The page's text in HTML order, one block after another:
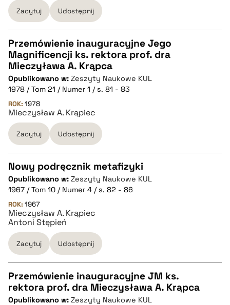
pobierz cytat
Zacytuj Udostępnij
CZYSTY TEKST
pobierz cytat
BIBTEX
pobierz cytat
Przemówienie inauguracyjne Jego
Magnificencji ks. rektora prof. dra
Mieczyława A. Krąpca
Opublikowano w: Zeszyty Naukowe KUL
1978 / Tom 21 / Numer 1 / s. 81 - 83
ROK: 1978
Mieczysław A. Krąpiec
Zacytuj Udostępnij
CZYSTY TEKST
pobierz cytat
BIBTEX
pobierz cytat
Nowy podręcznik metafizyki
Opublikowano w: Zeszyty Naukowe KUL
1967 / Tom 10 / Numer 4 / s. 82 - 86
ROK: 1967
Mieczysław A. Krąpiec
Antoni Stępień
Zacytuj Udostępnij
CZYSTY TEKST
Przemówienie inauguracyjne JM ks.
rektora prof. dra Mieczysława A. Krąpca
Opublikowano w: Zeszyty Naukowe KUL